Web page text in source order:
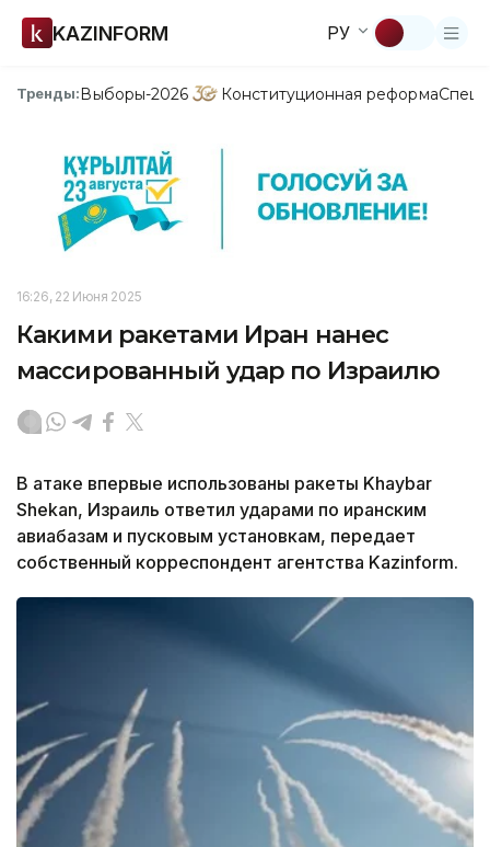
KAZINFORM РУ
Тренды:Выборы-2026 Конституционная реформа
16:26, 22 Июня 2025
Какими ракетами Иран нанес
массированный удар по Израилю
В атаке впервые использованы ракеты Khaybar
Shekan, Израиль ответил ударами по иранским
авиабазам и пусковым установкам, передает
собственный корреспондент агентства Kazinform.